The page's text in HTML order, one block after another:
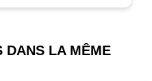
DANS LA MÊME